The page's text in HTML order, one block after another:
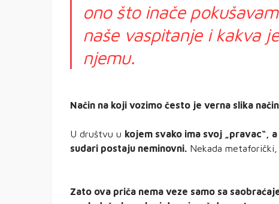
ono što inače
naše vaspitanje i kakva
njemu.
Način na koji vozimo često je verna slika
U društvu u kojem svako ima svoj „pravac“,
sudari postaju neminovni. Nekada
Zato ova priča nema veze samo sa